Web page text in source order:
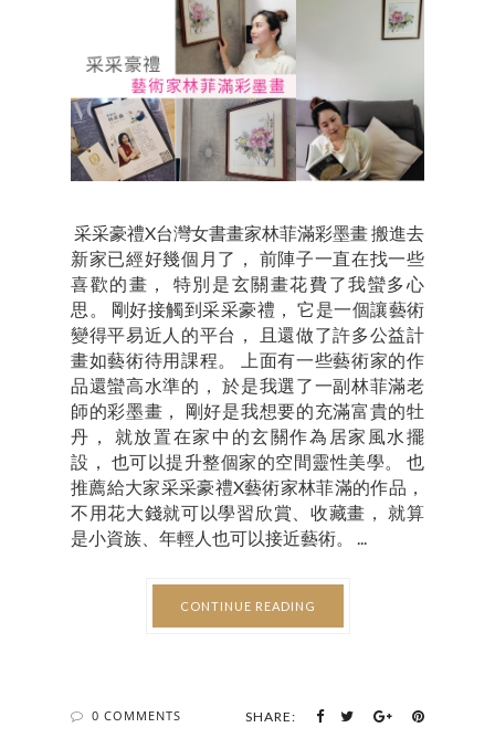
采采豪禮X台灣女書畫家林菲滿彩墨畫 搬進去
新家已經好幾個月了， 前陣子一直在找一些
喜歡的畫， 特別是玄關畫花費了我蠻多心
思。 剛好接觸到采采豪禮， 它是一個讓藝術
變得平易近人的平台， 且還做了許多公益計
畫如藝術待用課程。 上面有一些藝術家的作
品還蠻高水準的， 於是我選了一副林菲滿老
師的彩墨畫， 剛好是我想要的充滿富貴的牡
丹， 就放置在家中的玄關作為居家風水擺
設， 也可以提升整個家的空間靈性美學。 也
推薦給大家采采豪禮X藝術家林菲滿的作品，
不用花大錢就可以學習欣賞、收藏畫， 就算
是小資族、年輕人也可以接近藝術。 ...
CONTINUE READING
0 COMMENTS SHARE: